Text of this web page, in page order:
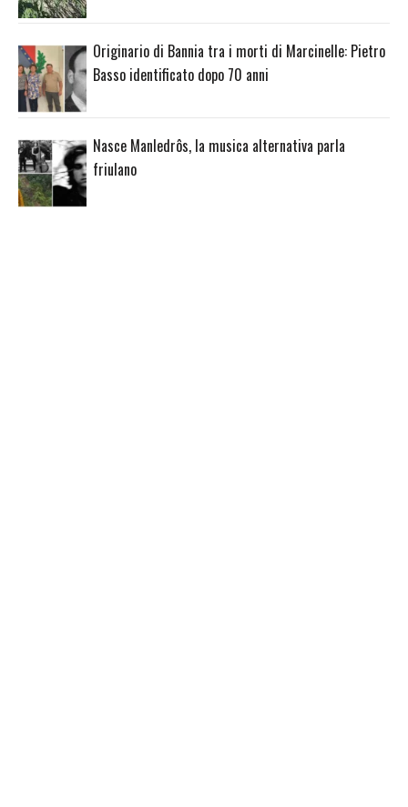
Originario di Bannia tra i morti di Marcinelle: Pietro
Basso identificato dopo 70 anni
Nasce Manledrôs, la musica alternativa parla
friulano